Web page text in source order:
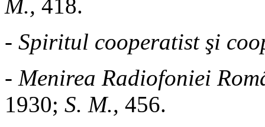
M., 418.
- Spiritul cooperatist şi
- Menirea Radiofoniei
1930; S. M., 456.